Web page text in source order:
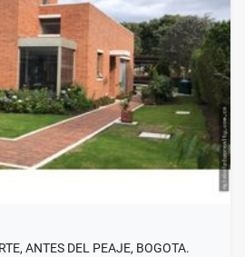
ANTES DEL PEAJE, BOGOTA.